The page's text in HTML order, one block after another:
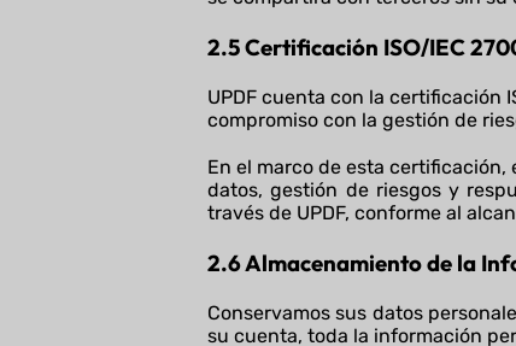
2.5 Certificación ISO/IEC
UPDF cuenta con la certificación
compromiso con la gestión de
En el marco de esta
datos, gestión de riesgos y
través de UPDF, conforme al
2.6Almacenamiento de la
Conservamos sus datos
su cuenta, toda la información